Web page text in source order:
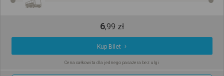
6,99 zł
Kup Bilet
Cena całkowita dla jednego pasażera bez ulgi